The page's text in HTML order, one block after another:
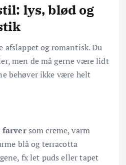
lys, blød og
afslappet og romantisk. Du
men de må gerne være lidt
behøver ikke være helt
farversom creme, varm
blå og terracotta
fx let puds eller tapet